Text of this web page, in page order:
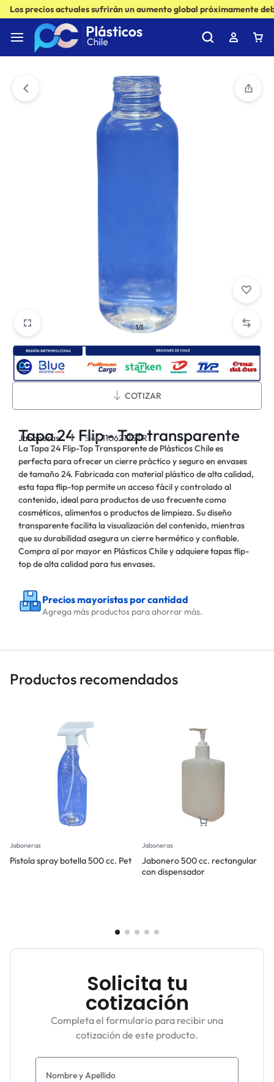
Los precios actuales sufrirán un aumento global próximamente
1/1
Métodos de envío:
COTIZAR
Tapa 24 Flip - Top transparente
Jaboneras Sku:11062125TR
La Tapa 24 Flip-Top Transparente de Plásticos Chile es
perfecta para ofrecer un cierre práctico y seguro en envases
de tamaño 24. Fabricada con material plástico de alta calidad,
esta tapa flip-top permite un acceso fácil y controlado al
contenido, ideal para productos de uso frecuente como
cosméticos, alimentos o productos de limpieza. Su diseño
transparente facilita la visualización del contenido, mientras
que su durabilidad asegura un cierre hermético y confiable.
Compra al por mayor en Plásticos Chile y adquiere tapas flip-
top de alta calidad para tus envases.
Precios mayoristas por cantidad
Agrega más productos para ahorrar más.
Productos recomendados
Jaboneras
Pistola spray botella 500 cc. Pet
Jaboneras
Jabonero 500 cc. rectangular
con dispensador
Solicita tu
cotización
Completa el formulario para recibir una
cotización de este producto.